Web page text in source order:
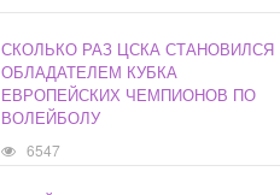
СКОЛЬКО РАЗ ЦСКА СТАНОВИЛСЯ
ОБЛАДАТЕЛЕМ КУБКА
ЕВРОПЕЙСКИХ ЧЕМПИОНОВ ПО
ВОЛЕЙБОЛУ
6547